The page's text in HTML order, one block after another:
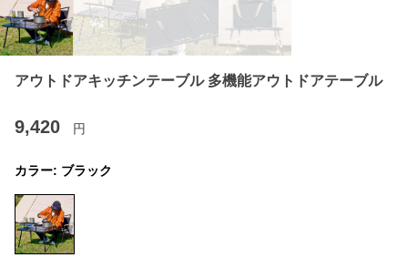
アウトドアキッチンテーブル 多機能アウトドアテーブル
9,420 円
カラー: ブラック